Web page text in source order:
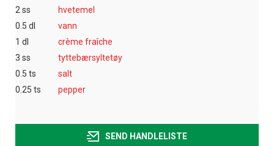
2 ss
hvetemel
0.5 dl
vann
1 dl
crème fraîche
3 ss
tyttebærsyltetøy
0.5 ts
salt
0.25 ts
pepper
SEND HANDLELISTE